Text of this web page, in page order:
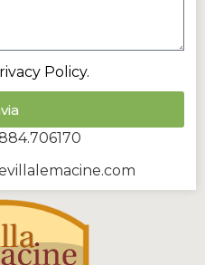
Policy.